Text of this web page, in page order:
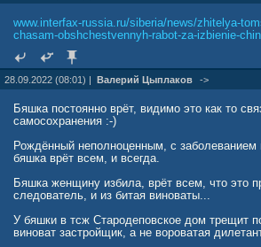
www.interfax-russia.ru/siberia/news/zhitelya-
chasam-obshchestvennyh-rabot-za-izbienie-
28.09.2022 (08:01) | Валерий Цыплаков ->
Бяшка постоянно врёт, видимо это как то
самосохранения :-)
Рождённый неполноценным, с
бяшка врёт всем, и всегда.
Бяшка женщину избила, врёт всем, что это
следователь, и из битая виноваты...
У бяшки в тсж Стародеповское дом трещит
виноват застройщик, а не вороватая